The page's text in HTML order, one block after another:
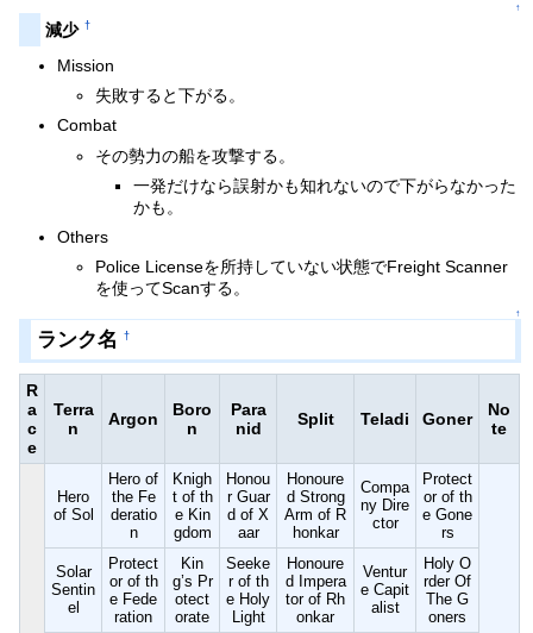
↑
減少 †
Mission
失敗すると下がる。
Combat
その勢力の船を攻撃する。
一発だけなら誤射かも知れないので下がらなかった
かも。
Others
Police Licenseを所持していない状態でFreight Scanner
を使ってScanする。
↑
ランク名 †
R
a
c
e
Terra
n
Argon
Boro
n
Para
nid
Split Teladi Goner
No
te
Hero
of Sol
Hero of
the Fe
deratio
n
Knigh
t of th
e Kin
gdom
Honou
r Guar
d of X
aar
Honoure
d Strong
Arm of R
honkar
Compa
ny Dire
ctor
Protect
or of th
e Gone
rs
Solar
Sentin
el
Protect
or of th
e Fede
ration
Kin
g’s Pr
otect
orate
Seeke
r of th
e Holy
Light
Honoure
d Impera
tor of Rh
onkar
Ventur
e Capit
alist
Holy O
rder Of
The G
oners